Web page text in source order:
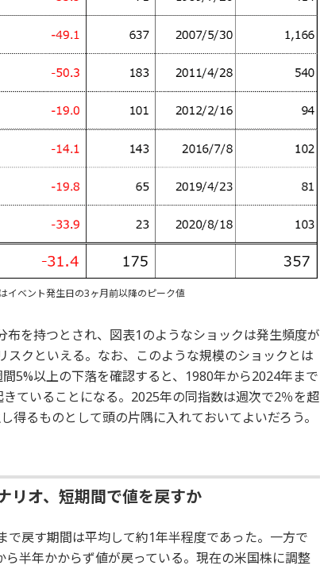
ベント発生日の3ヶ月前以降のピーク値
を持つとされ、図表1のようなショックは発生頻度が
クといえる。なお、このような規模のショックとは
5%以上の下落を確認すると、1980年から2024年まで
ていることになる。2025年の同指数は週次で2％を超
得るものとして頭の片隅に入れておいてよいだろう。
リオ、短期間で値を戻すか
戻す期間は平均して約1年半程度であった。一方で
半年かからず値が戻っている。現在の米国株に調整